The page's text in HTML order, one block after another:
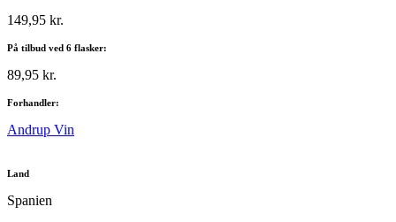
149,95 kr.
På tilbud ved 6 flasker:
89,95 kr.
Forhandler:
Andrup Vin
Land
Spanien